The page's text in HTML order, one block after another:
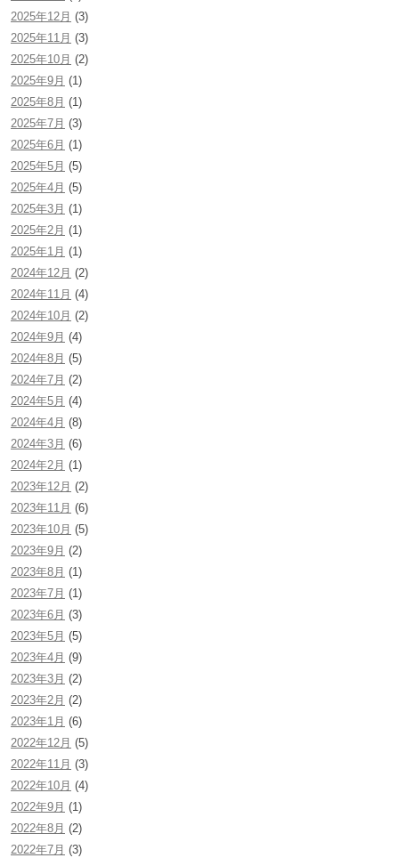
2025年12月 (3)
2025年11月 (3)
2025年10月 (2)
2025年9月 (1)
2025年8月 (1)
2025年7月 (3)
2025年6月 (1)
2025年5月 (5)
2025年4月 (5)
2025年3月 (1)
2025年2月 (1)
2025年1月 (1)
2024年12月 (2)
2024年11月 (4)
2024年10月 (2)
2024年9月 (4)
2024年8月 (5)
2024年7月 (2)
2024年5月 (4)
2024年4月 (8)
2024年3月 (6)
2024年2月 (1)
2023年12月 (2)
2023年11月 (6)
2023年10月 (5)
2023年9月 (2)
2023年8月 (1)
2023年7月 (1)
2023年6月 (3)
2023年5月 (5)
2023年4月 (9)
2023年3月 (2)
2023年2月 (2)
2023年1月 (6)
2022年12月 (5)
2022年11月 (3)
2022年10月 (4)
2022年9月 (1)
2022年8月 (2)
2022年7月 (3)